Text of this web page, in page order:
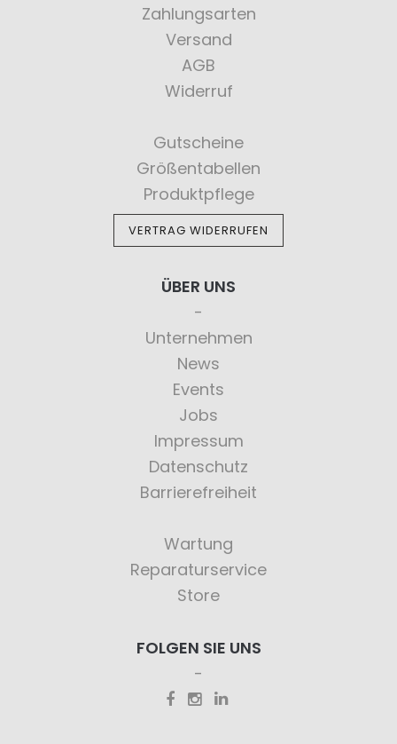
Zahlungsarten
Versand
AGB
Widerruf
Gutscheine
Größentabellen
Produktpflege
VERTRAG WIDERRUFEN
ÜBER UNS
Unternehmen
News
Events
Jobs
Impressum
Datenschutz
Barrierefreiheit
Wartung
Reparaturservice
Store
FOLGEN SIE UNS